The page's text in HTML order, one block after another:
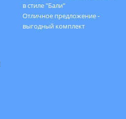
в стиле "Бали"
Отличное предложение -
выгодный комплект